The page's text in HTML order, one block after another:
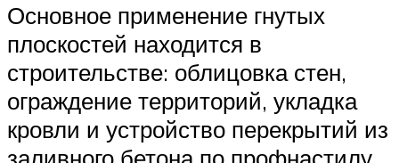
Основное применение гнутых
плоскостей находится в
строительстве: облицовка стен,
ограждение территорий, укладка
кровли и устройство перекрытий из